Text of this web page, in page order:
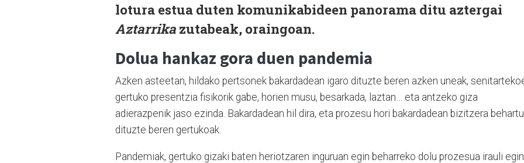
lotura estua duten komunikabideen panorama ditu aztergai
Aztarrika zutabeak, oraingoan.
Dolua hankaz gora duen pandemia
Azken asteetan, hildako pertsonek bakardadean igaro dituzte beren azken uneak,
gertuko presentzia fisikorik gabe, horien musu, besarkada, laztan… eta antzeko giza
adierazpenik jaso ezinda. Bakardadean hil dira, eta prozesu hori bakardadean bizitzera behartu
dituzte beren gertukoak.
Pandemiak, gertuko gizaki baten heriotzaren inguruan egin beharreko dolu prozesua irauli egin